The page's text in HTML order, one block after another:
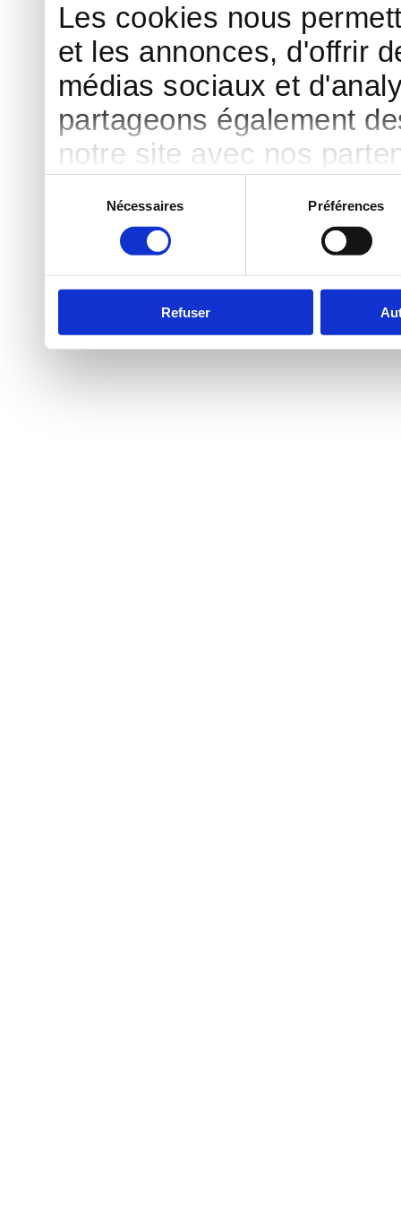
Les cookies nous
et les annonces, d'offrir
médias sociaux et
partageons également
notre site avec nos
d'autres informations
ont collectées lors de
consentement
Nécessaires Préférences
Refuser